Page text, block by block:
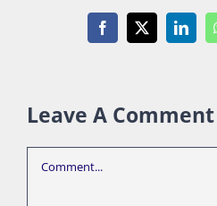
Facebook
X
Leave A Comment
Comment